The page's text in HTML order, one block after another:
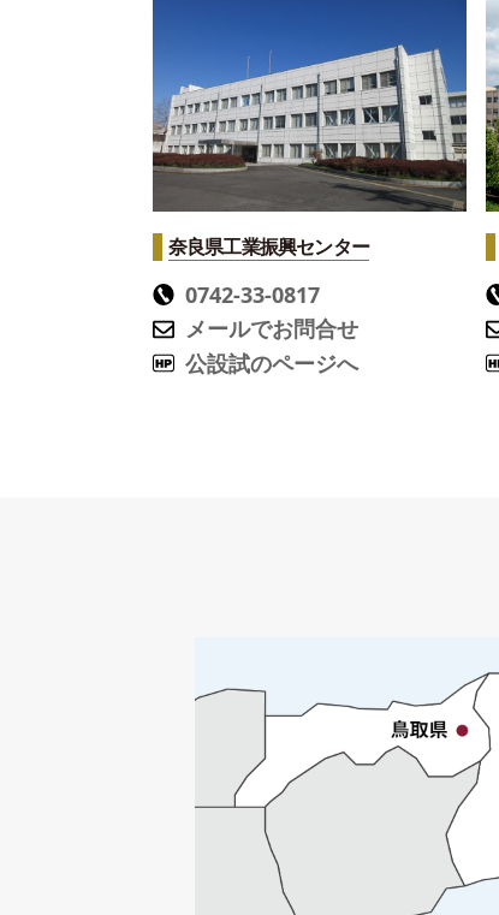
奈良県工業振興センター
0742-33-0817
メールでお問合せ
公設試のページへ